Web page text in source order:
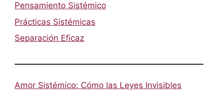
Pensamiento Sistémico
Prácticas Sistémicas
Separación Eficaz
Amor Sistémico: Cómo las Leyes Invisibles